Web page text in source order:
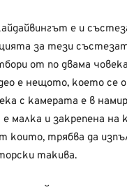
е и
за тези
от по двама
е нещото, което се
с камерата е в
малка и закрепена
които, трябва да
такива.